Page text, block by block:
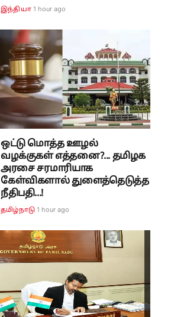
இந்தியா 1 hour ago
ஒட்டு மொத்த ஊழல்
வழக்குகள் எத்தனை?... தமிழக
அரசை சரமாரியாக
கேள்விகளால் துளைத்தெடுத்த
நீதிபதி...!
தமிழ்நாடு 1 hour ago